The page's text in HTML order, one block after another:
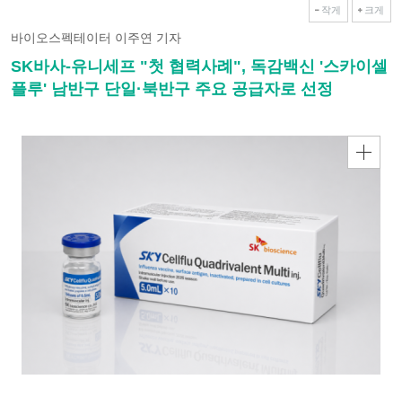
작게 크게
바이오스펙테이터 이주연 기자
SK바사-유니세프 "첫 협력사례", 독감백신 '스카이셀
플루' 남반구 단일·북반구 주요 공급자로 선정